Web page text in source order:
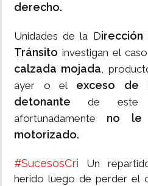
derecho.
Unidades de la D
Tránsito investigan el
calzada mojada,
ayer o el exceso de
detonantede
afortunadamente no le
motorizado.
#SucesosCri Un
herido luego de perder el